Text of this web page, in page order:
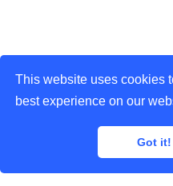
This website uses cookies
best experience on our
Got it!